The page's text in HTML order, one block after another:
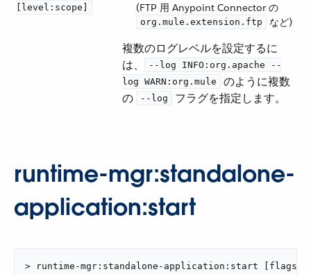
[level:scope]
(FTP 用 Anypoint Connector の ​
org.mule.extension.ftp ​ など)
複数のログレベルを設定するに
は、​
--log INFO:org.apache --
log WARN:org.mule
​ のように複数
の ​
--log ​ フラグを指定します。
runtime-mgr:standalone-
application:start
> runtime-mgr:standalone-application:start [flags]